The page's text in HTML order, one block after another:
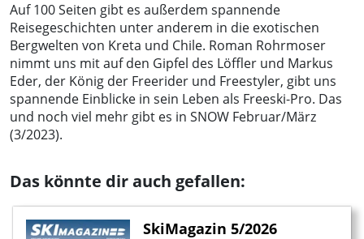
Auf 100 Seiten gibt es außerdem spannende
Reisegeschichten unter anderem in die exotischen
Bergwelten von Kreta und Chile. Roman Rohrmoser
nimmt uns mit auf den Gipfel des Löffler und Markus
Eder, der König der Freerider und Freestyler, gibt uns
spannende Einblicke in sein Leben als Freeski-Pro. Das
und noch viel mehr gibt es in SNOW Februar/März
(3/2023).
Das könnte dir auch gefallen:
SkiMagazin 5/2026